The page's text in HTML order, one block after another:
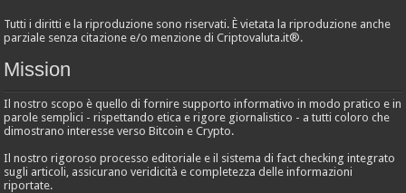
Tutti i diritti e la riproduzione sono riservati. È vietata la riproduzione anche
parziale senza citazione e/o menzione di Criptovaluta.it®.
Mission
Il nostro scopo è quello di fornire supporto informativo in modo pratico e in
parole semplici - rispettando etica e rigore giornalistico - a tutti coloro che
dimostrano interesse verso Bitcoin e Crypto.
Il nostro rigoroso processo editoriale e il sistema di fact checking integrato
sugli articoli, assicurano veridicità e completezza delle informazioni
riportate.